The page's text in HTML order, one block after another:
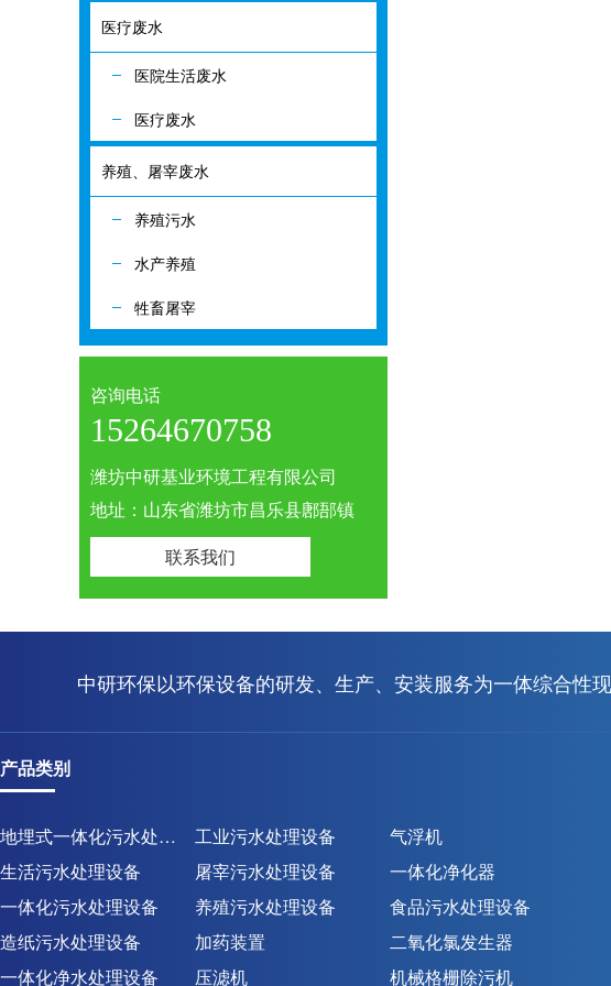
医疗废水
医院生活废水
医疗废水
养殖、屠宰废水
养殖污水
水产养殖
牲畜屠宰
咨询电话
15264670758
潍坊中研基业环境工程有限公司
地址：山东省潍坊市昌乐县鄌郚镇
联系我们
中研环保以环保设备的研发、生产、安装服务为一体综合性
产品类别
地埋式一体化污水处理设备 工业污水处理设备
气浮机
生活污水处理设备
屠宰污水处理设备
一体化净化器
一体化污水处理设备
养殖污水处理设备
食品污水处理设备
造纸污水处理设备
加药装置
二氧化氯发生器
一体化净水处理设备
压滤机 机械格栅除污机